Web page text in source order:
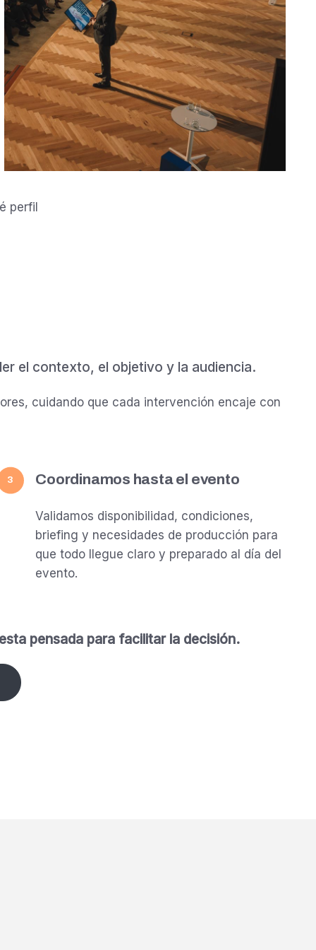
perfil
el contexto, el objetivo y la audiencia.
cuidando que cada intervención encaje con
3 Coordinamos hasta el evento
Validamos disponibilidad, condiciones,
briefing y necesidades de producción para
que todo llegue claro y preparado al día del
evento.
pensada para facilitar la decisión.